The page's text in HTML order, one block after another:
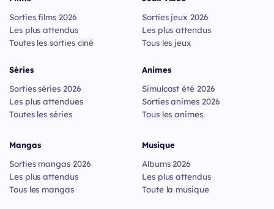
Sorties films 2026
Les plus attendus
Toutes les sorties ciné
Séries
Sorties séries 2026
Les plus attendues
Toutes les séries
Sorties jeux 2026
Les plus attendus
Tous les jeux
Animes
Simulcast été 2026
Sorties animes 2026
Tous les animes
Mangas
Sorties mangas 2026
Les plus attendus
Tous les mangas
Musique
Albums 2026
Les plus attendus
Toute la musique